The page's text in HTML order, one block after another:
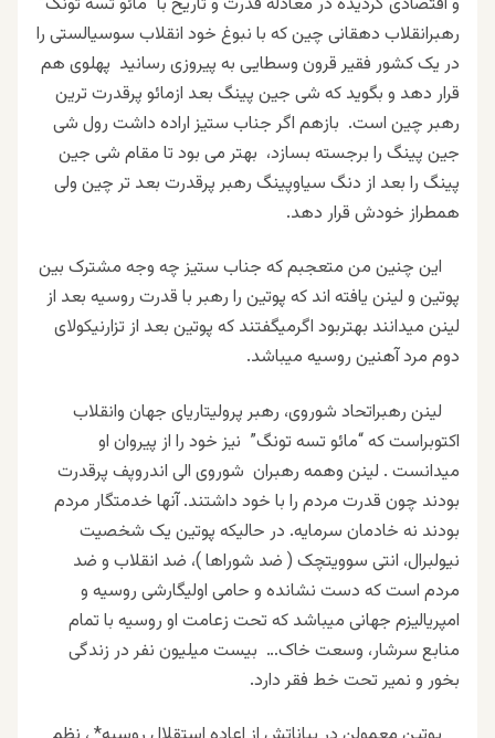
رهبرانقلاب دهقانی چین که با نبوغ خود انقلاب سوسیالستی را
در یک کشور فقیر قرون وسطایی به پیروزی رسانید پهلوی هم
قرار دهد و بگوید که شی جین پینگ بعد ازمائو پرقدرت ترین
رهبر چین است. بازهم اگر جناب ستیز اراده داشت رول شی
جین پینگ را برجسته بسازد، بهتر می بود تا مقام شی جین
پینگ را بعد از دنگ سیاوپینگ رهبر پرقدرت بعد تر چین ولی
همطراز خودش قرار دهد.
این چنین من متعجبم که جناب ستیز چه وجه مشترک بین
پوتین و لینن یافته اند که پوتین را رهبر با قدرت روسیه بعد از
لینن میدانند بهتربود اگرمیگفتند که پوتین بعد از تزارنیکولای
دوم مرد آهنین روسیه میباشد.
لینن رهبراتحاد شوروی، رهبر پرولیتاریای جهان وانقلاب
اکتوبراست که “مائو تسه تونگ” نیز خود را از پیروان او
میدانست . لینن وهمه رهبران شوروی الی اندروپف پرقدرت
بودند چون قدرت مردم را با خود داشتند. آنها خدمتگار مردم
بودند نه خادمان سرمایه. در حالیکه پوتین یک شخصیت
نیولبرال، انتی سوویتچک ( ضد شوراها )، ضد انقلاب و ضد
مردم است که دست نشانده و حامی اولیگارشی روسیه و
امپریالیزم جهانی میباشد که تحت زعامت او روسیه با تمام
منابع سرشار، وسعت خاک… بیست میلیون نفر در زندگی
بخور و نمیر تحت خط فقر دارد.